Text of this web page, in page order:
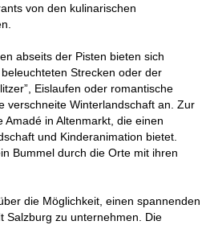
von den kulinarischen
abseits der Pisten bieten sich
Strecken oder der
Eislaufen oder romantische
verschneite Winterlandschaft an. Zur
in Altenmarkt, die einen
und Kinderanimation bietet.
Bummel durch die Orte mit ihren
die Möglichkeit, einen spannenden
Salzburg zu unternehmen. Die